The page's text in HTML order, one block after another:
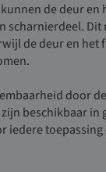
de deur
scharnierdeel.
de deur en het
door
beschikbaar in
iedere